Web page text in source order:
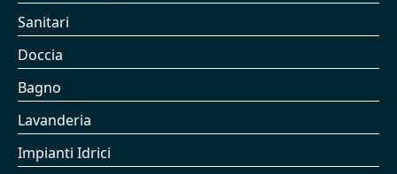
Sanitari
Doccia
Bagno
Lavanderia
Impianti Idrici